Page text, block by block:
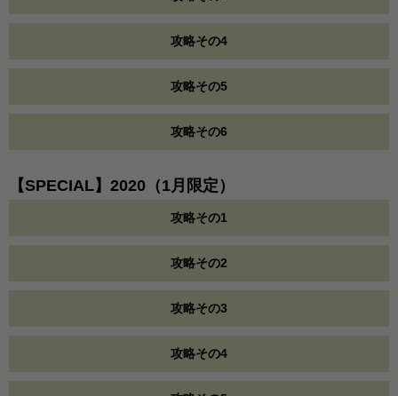
攻略その4
攻略その5
攻略その6
【SPECIAL】2020（1月限定）
攻略その1
攻略その2
攻略その3
攻略その4